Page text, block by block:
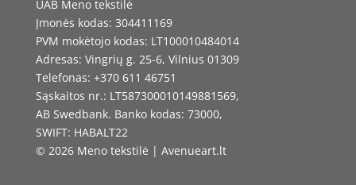
UAB Meno tekstilė
Įmonės kodas: 304411169
PVM mokėtojo kodas: LT100010484014
Adresas: Vingrių g. 25-6, Vilnius 01309
Telefonas: +370 611 46751
Sąskaitos nr.: LT587300010149881569,
AB Swedbank. Banko kodas: 73000,
SWIFT: HABALT22
© 2026 Meno tekstilė | Avenueart.lt